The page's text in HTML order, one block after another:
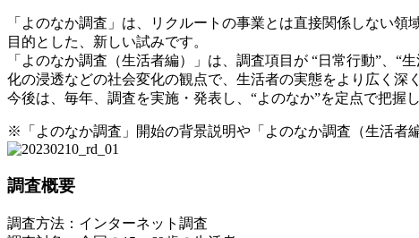
「よのなか調査」は、リクルートの事業とは直接関係しない
目的とした、新しい試みです。
「よのなか調査（生活者編）」は、調査項目が “日常行動”、
化の浸透などの社会変化の観点で、生活者の実態をより広く深
今後は、毎年、調査を実施・発表し、“よのなか”を定点で把握
※「よのなか調査」開始の背景説明や「よのなか調査（生活者
調査概要
調査方法：インターネット調査